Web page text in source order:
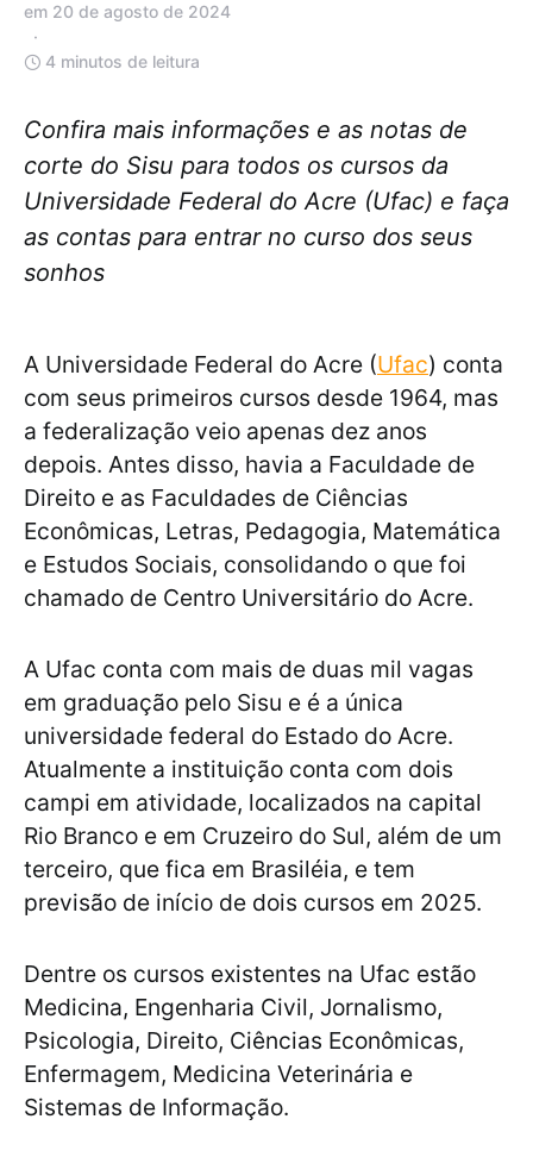
em 20 de agosto de 2024
4 minutos de leitura
Confira mais informações e as notas de
corte do Sisu para todos os cursos da
Universidade Federal do Acre (Ufac) e faça
as contas para entrar no curso dos seus
sonhos
A Universidade Federal do Acre (Ufac) conta
com seus primeiros cursos desde 1964, mas
a federalização veio apenas dez anos
depois. Antes disso, havia a Faculdade de
Direito e as Faculdades de Ciências
Econômicas, Letras, Pedagogia, Matemática
e Estudos Sociais, consolidando o que foi
chamado de Centro Universitário do Acre.
A Ufac conta com mais de duas mil vagas
em graduação pelo Sisu e é a única
universidade federal do Estado do Acre.
Atualmente a instituição conta com dois
campi em atividade, localizados na capital
Rio Branco e em Cruzeiro do Sul, além de um
terceiro, que fica em Brasiléia, e tem
previsão de início de dois cursos em 2025.
Dentre os cursos existentes na Ufac estão
Medicina, Engenharia Civil, Jornalismo,
Psicologia, Direito, Ciências Econômicas,
Enfermagem, Medicina Veterinária e
Sistemas de Informação.